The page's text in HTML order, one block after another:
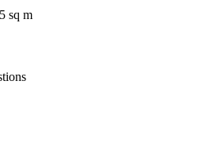
sq m